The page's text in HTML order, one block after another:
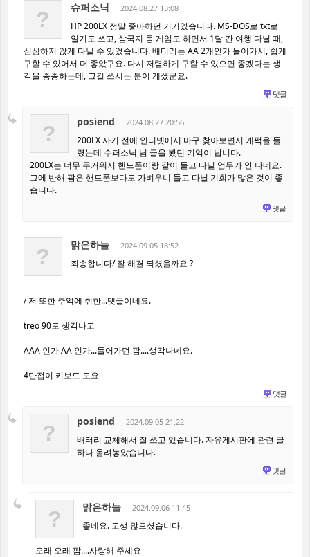
? 슈퍼소닉 2024.08.27 13:08
HP 200LX 정말 좋아하던 기기였습니다. MS-DOS로 txt로
일기도 쓰고, 삼국지 등 게임도 하면서 1달 간 여행 다닐 때,
심심하지 않게 다닐 수 있었습니다. 배터리는 AA 2개인가 들어가서, 쉽게
구할 수 있어서 더 좋았구요. 다시 저렴하게 구할 수 있으면 좋겠다는 생
각을 종종하는데, 그걸 쓰시는 분이 계셨군요.
댓글
? posiend 2024.08.27 20:56
200LX 사기 전에 인터넷에서 마구 찾아보면서 케퍽을 들
렸는데 수퍼소닉 님 글을 봤던 기억이 납니다.
200LX는 너무 무거워서 핸드폰이랑 같이 들고 다닐 엄두가 안 나네요.
그에 반해 팜은 핸드폰보다도 가벼우니 들고 다닐 기회가 많은 것이 좋
습니다.
댓글
? 맑은하늘 2024.09.05 18:52
죄송합니다/ 잘 해결 되셨을까요 ?
/ 저 또한 추억에 취한...댓글이네요.
treo 90도 생각나고
AAA 인가 AA 인가...들어가던 팜....생각나네요.
4단접이 키보드 도요
댓글
? posiend 2024.09.05 21:22
배터리 교체해서 잘 쓰고 있습니다. 자유게시판에 관련 글
하나 올려놓았습니다.
댓글
? 맑은하늘 2024.09.06 11:45
좋네요. 고생 많으셨습니다.
오래 오래 팜....사랑해 주세요